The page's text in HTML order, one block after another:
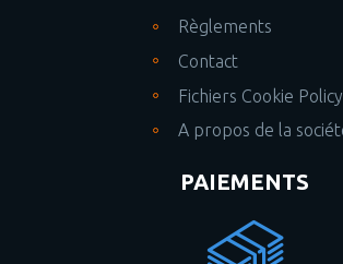
Règlements
Contact
Fichiers Cookie Policy
A propos de la
PAIEMENTS